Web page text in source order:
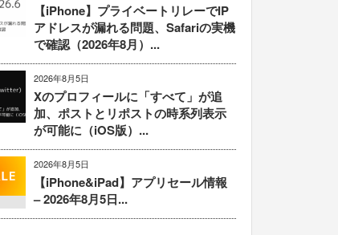
【iPhone】プライベートリレーでIP
アドレスが漏れる問題、Safariの実機
で確認（2026年8月）...
2026年8月5日
Xのプロフィールに「すべて」が追
加、ポストとリポストの時系列表示
が可能に（iOS版）...
2026年8月5日
【iPhone&iPad】アプリセール情報
– 2026年8月5日...